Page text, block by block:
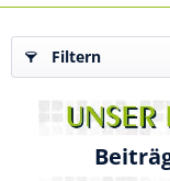
Filtern